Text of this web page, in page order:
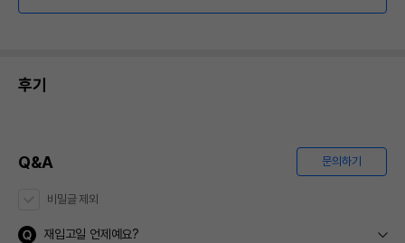
후기
Q&A 문의하기
비밀글 제외
재입고일 언제예요?